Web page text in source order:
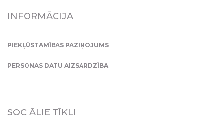
INFORMĀCIJA
PIEKĻŪSTAMĪBAS PAZIŅOJUMS
PERSONAS DATU AIZSARDZĪBA
SOCIĀLIE TĪKLI